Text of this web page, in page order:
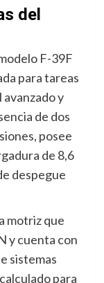
del
F-39F
para tareas
y
de dos
posee
de 8,6
despegue
motriz que
y cuenta con
sistemas
para